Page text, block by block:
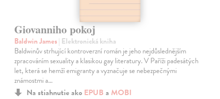
Giovanniho pokoj
Baldwin James| Elektronická kniha
Baldwinův strhující kontroverzní román je jeho nejdůslednějším
zpracováním sexuality a klasikou gay literatury. V Paříži padesátých
let, která se hemží emigranty a vyznačuje se nebezpečnými
známostmi a…
Na stiahnutie ako EPUB a MOBI